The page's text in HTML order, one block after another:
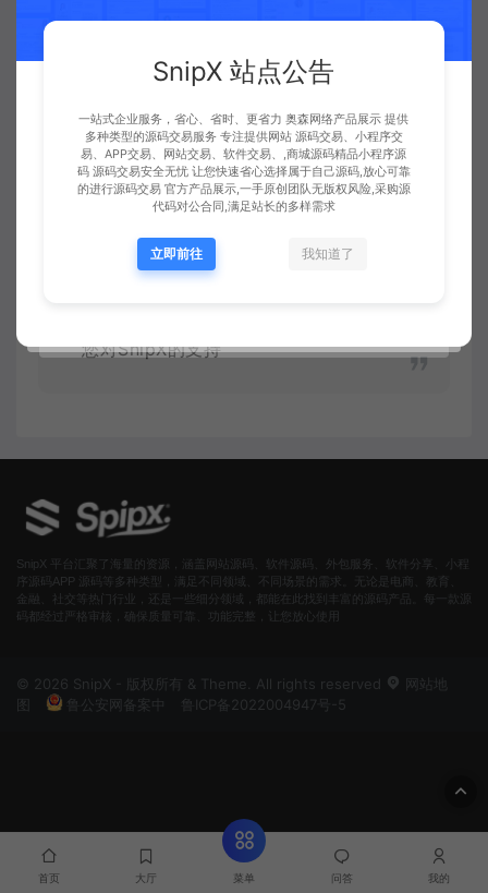
个人开发者、在校学生、软件爱好者、公
SnipX会严格保障您的权益及发布的数据
和隐私安全 保障每一位开发者的成果和
权益
严格审核每一款发布的作品 如作品涉及
引流、恶意发布、广告、将给予警告或封
号处理
我们不定时上传一些免费实用的工具系统
供大家使用和参考。
您对SnipX的支持
SnipX 平台汇聚了海量的资源，涵盖网站源码、软件源码、外包服务、软件分享、小程
序源码APP 源码等多种类型，满足不同领域、不同场景的需求。无论是电商、教育、
金融、社交等热门行业，还是一些细分领域，都能在此找到丰富的源码产品。每一款源
码都经过严格审核，确保质量可靠、功能完整，让您放心使用
© 2026 SnipX - 版权所有 & Theme. All rights reserved
网站地
图
鲁公安网备案中 鲁ICP备2022004947号-5
首页 大厅 菜单 问答 我的
SnipX 站点公告
一站式企业服务，省心、省时、更省力 奥森网络产品展示 提供
多种类型的源码交易服务 专注提供网站 源码交易、小程序交
易、APP交易、网站交易、软件交易、,商城源码精品小程序源
码 源码交易安全无忧 让您快速省心选择属于自己源码,放心可靠
的进行源码交易 官方产品展示,一手原创团队无版权风险,采购源
代码对公合同,满足站长的多样需求
立即前往 我知道了